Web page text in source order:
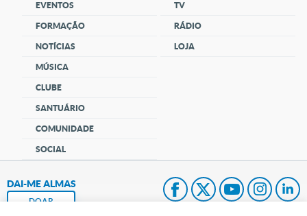
EVENTOS
FORMAÇÃO
NOTÍCIAS
MÚSICA
CLUBE
SANTUÁRIO
COMUNIDADE
SOCIAL
TV
RÁDIO
LOJA
DAI-ME ALMAS
DOAR